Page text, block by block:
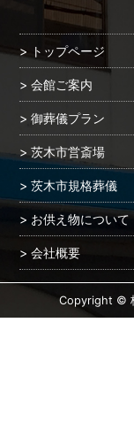
トップページ
会館ご案内
御葬儀プラン
茨木市営斎場
茨木市規格葬儀
お供え物について
会社概要
Copyright ©